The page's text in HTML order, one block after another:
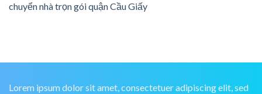
chuyển nhà trọn gói quận Cầu Giấy
Lorem ipsum dolor sit amet, consectetuer adipiscing elit, sed